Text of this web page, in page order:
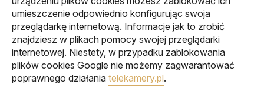
umieszczenie odpowiednio konfigurując swoja
przeglądarkę internetową. Informacje jak to zrobić
znajdziesz w plikach pomocy swojej przeglądarki
internetowej. Niestety, w przypadku zablokowania
plików cookies Google nie możemy zagwarantować
poprawnego działania telekamery.pl.